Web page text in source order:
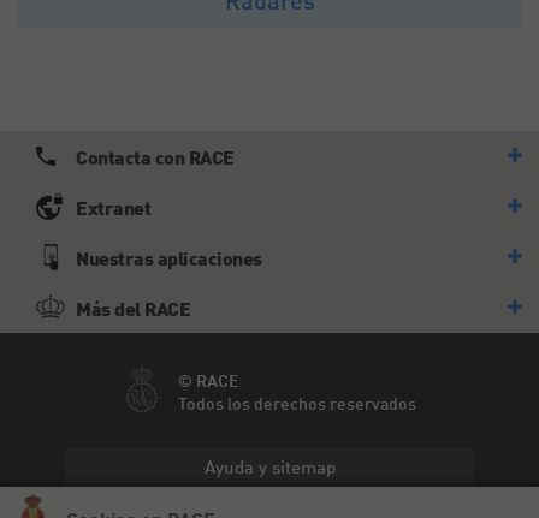
Contacta con RACE
Extranet
Nuestras aplicaciones
Más del RACE
© RACE
Todos los derechos reservados
Ayuda y sitemap